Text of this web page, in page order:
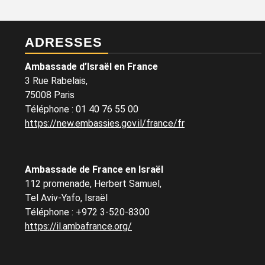
ADRESSES
Ambassade d’Israël en France
3 Rue Rabelais,
75008 Paris
Téléphone : 01 40 76 55 00
https://new.embassies.gov.il/france/fr
Ambassade de France en Israël
112 promenade, Herbert Samuel,
Tel Aviv-Yafo, Israël
Téléphone : +972 3-520-8300
https://il.ambafrance.org/